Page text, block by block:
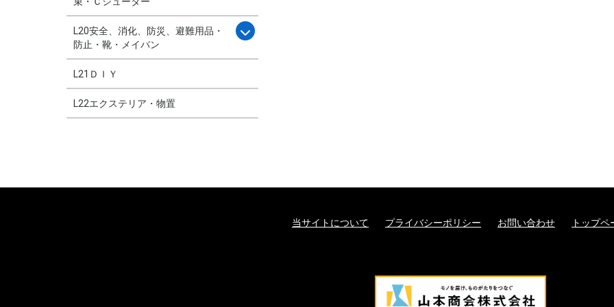
L20安全、消化、防災、避難用品・
防止・靴・メイバン
L21ＤＩＹ
L22エクステリア・物置
当サイトについて プライバシーポリシー お問い合わせ トップペ